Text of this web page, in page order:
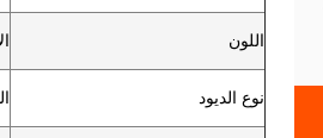
اللون
نوع الديود